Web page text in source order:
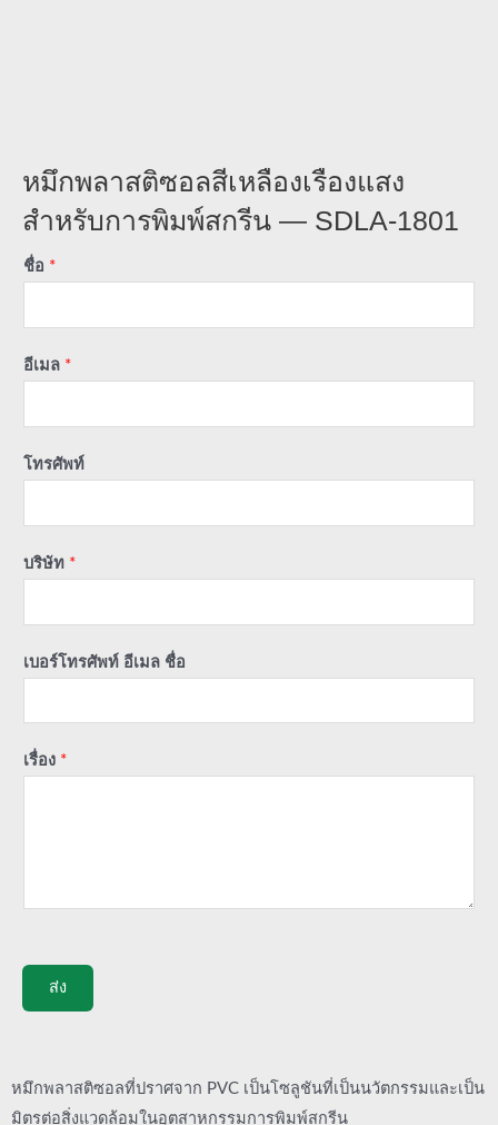
หมึกพลาสติซอลสีเหลืองเรืองแสง
สำหรับการพิมพ์สกรีน — SDLA-1801
ชื่อ *
อีเมล *
โทรศัพท์
บริษัท *
เบอร์โทรศัพท์ อีเมล ชื่อ
เรื่อง *
ส่ง
หมึกพลาสติซอลที่ปราศจาก PVC เป็นโซลูชันที่เป็นนวัตกรรมและเป็น
มิตรต่อสิ่งแวดล้อมในอุตสาหกรรมการพิมพ์สกรีน